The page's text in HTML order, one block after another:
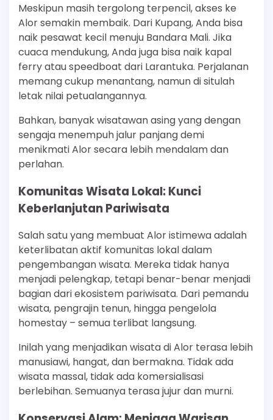
Meskipun masih tergolong terpencil, akses ke
Alor semakin membaik. Dari Kupang, Anda bisa
naik pesawat kecil menuju Bandara Mali. Jika
cuaca mendukung, Anda juga bisa naik kapal
ferry atau speedboat dari Larantuka. Perjalanan
memang cukup menantang, namun di situlah
letak nilai petualangannya.
Bahkan, banyak wisatawan asing yang dengan
sengaja menempuh jalur panjang demi
menikmati Alor secara lebih mendalam dan
perlahan.
Komunitas Wisata Lokal: Kunci
Keberlanjutan Pariwisata
Salah satu yang membuat Alor istimewa adalah
keterlibatan aktif komunitas lokal dalam
pengembangan wisata. Mereka tidak hanya
menjadi pelengkap, tetapi benar-benar menjadi
bagian dari ekosistem pariwisata. Dari pemandu
wisata, pengrajin tenun, hingga pengelola
homestay – semua terlibat langsung.
Inilah yang menjadikan wisata di Alor terasa lebih
manusiawi, hangat, dan bermakna. Tidak ada
wisata massal, tidak ada komersialisasi
berlebihan. Semuanya terasa jujur dan murni.